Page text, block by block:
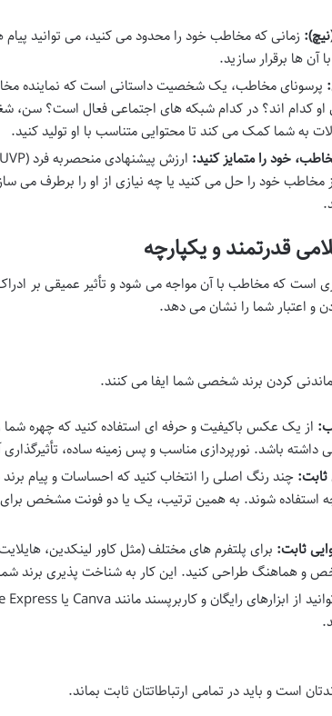
زمانی که مخاطب خود را محدود می کنید، می توانید پیام
آن ها برقرار سازید.
پرسونای مخاطب، یک شخصیت داستانی است که نماینده
او کدام اند؟ در کدام شبکه های اجتماعی فعال است؟ سن،
به شما کمک می کند تا محتوایی متناسب با او تولید کنید.
خود را متمایز کنید:
خود را حل می کنید یا چه نیازی از او را برطرف می
قدرتمند و یکپارچه
است که مخاطب با آن مواجه می شود و تأثیر عمیقی بر
و اعتبار شما را نشان می دهد.
کردن برند شخصی شما ایفا می کنند.
از یک عکس باکیفیت و حرفه ای استفاده کنید که چهره شما
باشد. نورپردازی مناسب و پس زمینه ساده، تأثیرگذاری
ثابت: چند رنگ اصلی را انتخاب کنید که احساسات و پیام برند
استفاده شوند. به همین ترتیب، یک یا دو فونت مشخص
ثابت: برای پلتفرم های مختلف (مثل کاور لینکدین،
و هماهنگ طراحی کنید. این کار به شناخت پذیری برند
است و باید در تمامی ارتباطاتتان ثابت بماند.